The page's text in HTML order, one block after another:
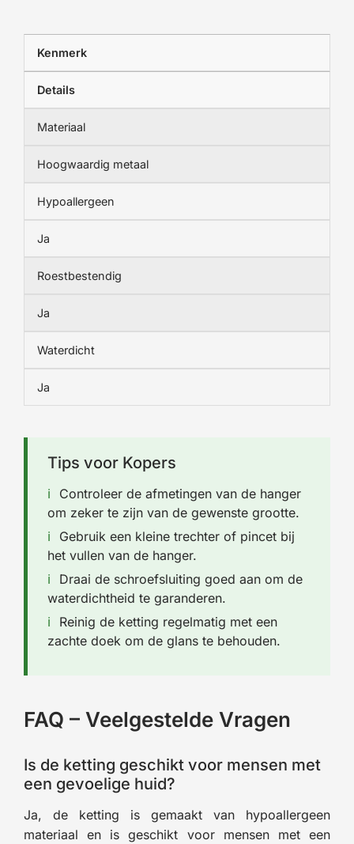
Kenmerk
Details
Materiaal
Hoogwaardig metaal
Hypoallergeen
Ja
Roestbestendig
Ja
Waterdicht
Ja
Tips voor Kopers
Controleer de afmetingen van de hanger
om zeker te zijn van de gewenste grootte.
Gebruik een kleine trechter of pincet bij
het vullen van de hanger.
Draai de schroefsluiting goed aan om de
waterdichtheid te garanderen.
Reinig de ketting regelmatig met een
zachte doek om de glans te behouden.
FAQ – Veelgestelde Vragen
Is de ketting geschikt voor mensen met
een gevoelige huid?
Ja, de ketting is gemaakt van hypoallergeen
materiaal en is geschikt voor mensen met een